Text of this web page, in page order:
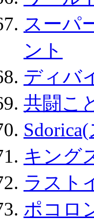
スーパ
ント
ディバ
共闘こ
キング
ラスト
ポコロ